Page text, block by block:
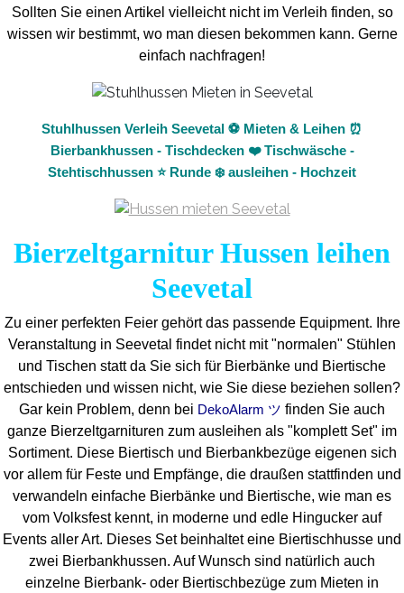
Sollten Sie einen Artikel vielleicht nicht im Verleih finden, so
wissen wir bestimmt, wo man diesen bekommen kann. Gerne
einfach nachfragen!
Stuhlhussen Verleih Seevetal ⚽ Mieten & Leihen ⏰
Bierbankhussen - Tischdecken ❤️ Tischwäsche -
Stehtischhussen ⭐ Runde ❄️ ausleihen - Hochzeit
Bierzeltgarnitur Hussen leihen
Seevetal
Zu einer perfekten Feier gehört das passende Equipment.
Ihre
Veranstaltung in Seevetal findet nicht mit "normalen" Stühlen
und Tischen statt da Sie sich für Bierbänke und Biertische
entschieden und wissen nicht, wie Sie diese beziehen sollen?
Gar kein Problem, denn bei DekoAlarm ツ finden Sie auch
ganze Bierzeltgarnituren zum ausleihen als "komplett Set" im
Sortiment. Diese Biertisch und Bierbankbezüge eigenen sich
vor allem für Feste und Empfänge, die draußen stattfinden und
verwandeln einfache Bierbänke und Biertische, wie man es
vom Volksfest kennt, in moderne und edle Hingucker auf
Events aller Art. Dieses Set beinhaltet eine Biertischhusse und
zwei Bierbankhussen. Auf Wunsch sind natürlich auch
einzelne Bierbank- oder Biertischbezüge zum Mieten in